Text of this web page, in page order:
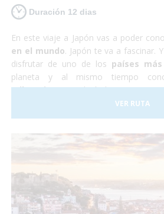
Duración 12 dias
En este viaje a Japón vas a poder
en el mundo. Japón te va a fascinar.
disfrutar de uno de los países
planeta y al mismo tiempo
milenariaque todavía hoy persiste
Japón todo funciona a la perfección,
relativamente pequeño para la
otras grandes ciudades del mundo. ¡Sí
satisfacer todas tus
el material y la información que
que estas vacaciones sean las
VER RUTA